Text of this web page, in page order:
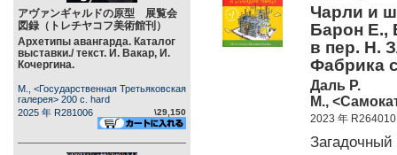
アヴァンギャルドの原型 展覧会
図録（トレチヤコフ美術館刊）
Архетипы авангарда. Каталог
выставки./ текст. И. Вакар, И.
Кочергина.
М., <Государственная Третьяковская
галерея> 200 c. hard
2025 年 R281006
\29,150
Чарли и
Барон Е.,
в пер. Н.
Фабрика
Даль Р.
М.,
2023 年 R264010